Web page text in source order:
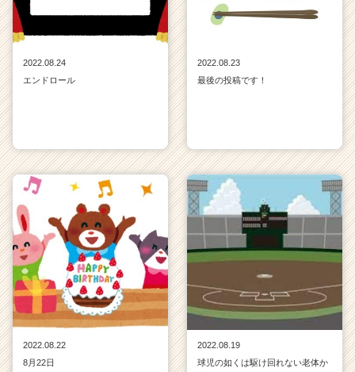
2022.08.24
エンドロール
2022.08.23
最後の投稿です！
2022.08.22
8月22日
2022.08.19
球児の如くは駆け回れない老体か